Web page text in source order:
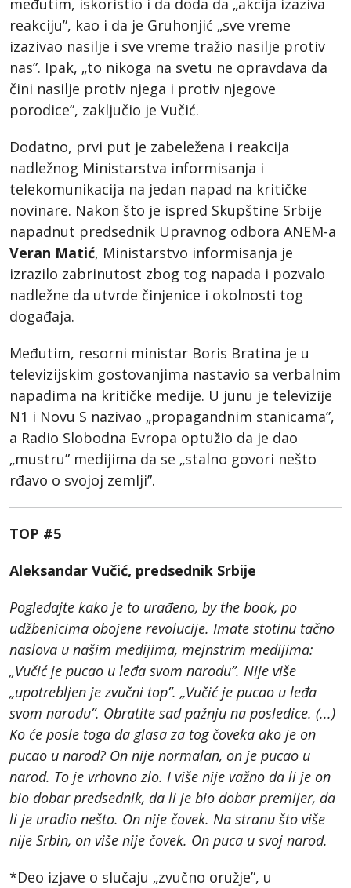
međutim, iskoristio i da doda da „akcija izaziva
reakciju”, kao i da je Gruhonjić „sve vreme
izazivao nasilje i sve vreme tražio nasilje protiv
nas”. Ipak, „to nikoga na svetu ne opravdava da
čini nasilje protiv njega i protiv njegove
porodice”, zaključio je Vučić.
Dodatno, prvi put je zabeležena i reakcija
nadležnog Ministarstva informisanja i
telekomunikacija na jedan napad na kritičke
novinare. Nakon što je ispred Skupštine Srbije
napadnut predsednik Upravnog odbora ANEM-a
Veran Matić, Ministarstvo informisanja je
izrazilo zabrinutost zbog tog napada i pozvalo
nadležne da utvrde činjenice i okolnosti tog
događaja.
Međutim, resorni ministar Boris Bratina je u
televizijskim gostovanjima nastavio sa verbalnim
napadima na kritičke medije. U junu je televizije
N1 i Novu S nazivao „propagandnim stanicama”,
a Radio Slobodna Evropa optužio da je dao
„mustru” medijima da se „stalno govori nešto
rđavo o svojoj zemlji”.
TOP #5
Aleksandar Vučić, predsednik Srbije
Pogledajte kako je to urađeno, by the book, po
udžbenicima obojene revolucije. Imate stotinu tačno
naslova u našim medijima, mejnstrim medijima:
„Vučić je pucao u leđa svom narodu”. Nije više
„upotrebljen je zvučni top”. „Vučić je pucao u leđa
svom narodu”. Obratite sad pažnju na posledice. (...)
Ko će posle toga da glasa za tog čoveka ako je on
pucao u narod? On nije normalan, on je pucao u
narod. To je vrhovno zlo. I više nije važno da li je on
bio dobar predsednik, da li je bio dobar premijer, da
li je uradio nešto. On nije čovek. Na stranu što više
nije Srbin, on više nije čovek. On puca u svoj narod.
*Deo izjave o slučaju „zvučno oružje”, u